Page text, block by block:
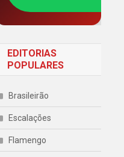
EDITORIAS
POPULARES
Brasileirão
Escalações
Flamengo